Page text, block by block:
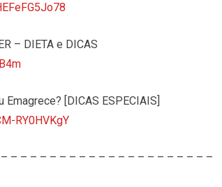
– DIETA e DICAS
Emagrece? [DICAS ESPECIAIS]
RY0HVKgY
– – – – – – – – – – – – – – – – – – – – –